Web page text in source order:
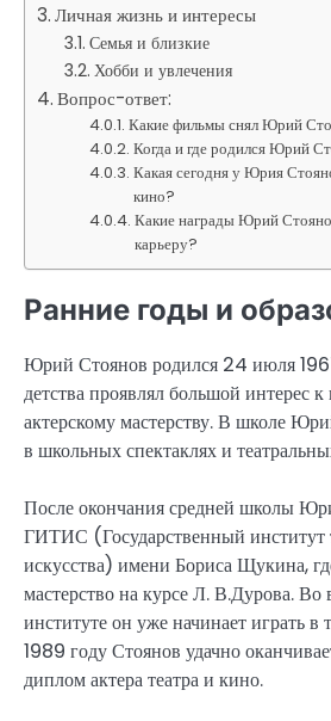
Личная жизнь и интересы
Семья и близкие
Хобби и увлечения
Вопрос-ответ:
Какие фильмы снял Юрий
Когда и где родился Юрий
Какая сегодня у Юрия
кино?
Какие награды Юрий
карьеру?
Ранние годы и
Юрий Стоянов родился 24 июля
детства проявлял большой интерес к
актерскому мастерству. В школе
в школьных спектаклях и
После окончания средней школы
ГИТИС (Государственный институт
искусства) имени Бориса Щукина,
мастерство на курсе Л. В.Дурова. Во
институте он уже начинает играть в
1989 году Стоянов удачно
диплом актера театра и кино.